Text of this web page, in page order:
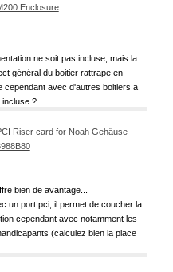
Enclosure
ne soit pas incluse, mais la
général du boitier rattrape en
cependant avec d'autres boitiers a
incluse ?
Riser card for Noah Gehäuse
bien de avantage...
un port pci, il permet de coucher la
cependant avec notamment les
(calculez bien la place